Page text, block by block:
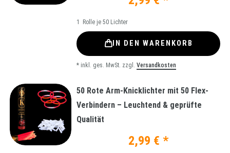
1 Rolle je 50 Lichter
IN DEN WARENKORB
* inkl. ges. MwSt. zzgl. Versandkosten
50 Rote Arm-Knicklichter mit 50 Flex-
Verbindern – Leuchtend & geprüfte
Qualität
2,99 € *